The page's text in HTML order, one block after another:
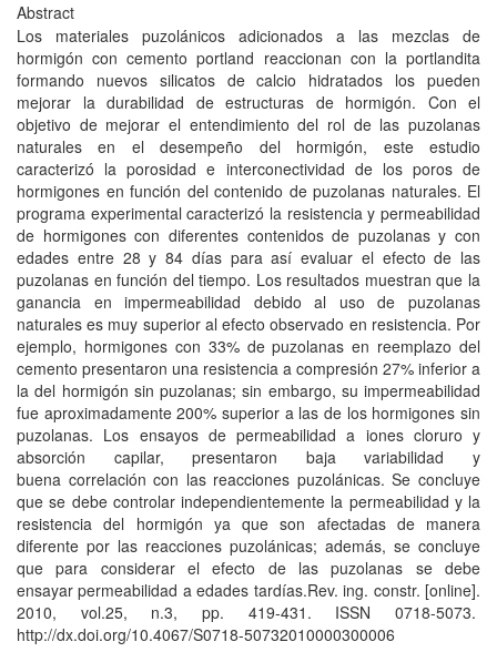
Abstract
Los materiales puzolánicos adicionados a las mezclas de
hormigón con cemento portland reaccionan con la portlandita
formando nuevos silicatos de calcio hidratados los pueden
mejorar la durabilidad de estructuras de hormigón. Con el
objetivo de mejorar el entendimiento del rol de las puzolanas
naturales en el desempeño del hormigón, este estudio
caracterizó la porosidad e interconectividad de los poros de
hormigones en función del contenido de puzolanas naturales. El
programa experimental caracterizó la resistencia y permeabilidad
de hormigones con diferentes contenidos de puzolanas y con
edades entre 28 y 84 días para así evaluar el efecto de las
puzolanas en función del tiempo. Los resultados muestran que la
ganancia en impermeabilidad debido al uso de puzolanas
naturales es muy superior al efecto observado en resistencia. Por
ejemplo, hormigones con 33% de puzolanas en reemplazo del
cemento presentaron una resistencia a compresión 27% inferior a
la del hormigón sin puzolanas; sin embargo, su impermeabilidad
fue aproximadamente 200% superior a las de los hormigones sin
puzolanas. Los ensayos de permeabilidad a iones cloruro y
absorción capilar, presentaron baja variabilidad y
buena correlación con las reacciones puzolánicas. Se concluye
que se debe controlar independientemente la permeabilidad y la
resistencia del hormigón ya que son afectadas de manera
diferente por las reacciones puzolánicas; además, se concluye
que para considerar el efecto de las puzolanas se debe
ensayar permeabilidad a edades tardías.Rev. ing. constr. [online].
2010, vol.25, n.3, pp. 419-431. ISSN 0718-5073.
http://dx.doi.org/10.4067/S0718-50732010000300006